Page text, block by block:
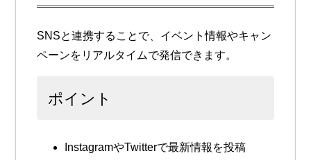
SNSと連携することで、イベント情報やキャン
ペーンを リアルタイムで発信できます。
ポイント
InstagramやTwitterで最新情報を投稿